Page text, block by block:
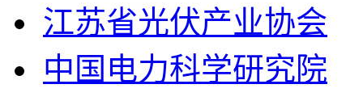
江苏省光伏产业协会
中国电力科学研究院